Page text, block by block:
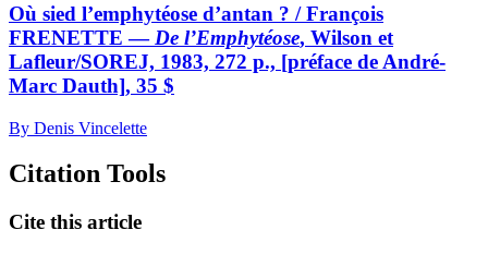
Où sied l’emphytéose d’antan ? / François
FRENETTE — De l’Emphytéose, Wilson et
Lafleur/SOREJ, 1983, 272 p., [préface de André-
Marc Dauth], 35 $
By Denis Vincelette
Citation Tools
Cite this article